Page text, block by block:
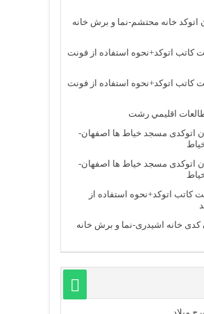
اتوکد خانه محتشم-نما و برش خانه
کاتب اتوکد+نحوه استفاده از فونت
کاتب اتوکد+نحوه استفاده از فونت
اقليمي رشت
اتوکدی مسجد خیاط ها اصفهان-
اتوکدی مسجد خیاط ها اصفهان-
کاتب اتوکد+نحوه استفاده از
کدی خانه اشیدری-نما و برش خانه